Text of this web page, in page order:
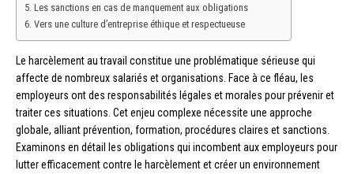
Les sanctions en cas de manquement aux obligations
Vers une culture d’entreprise éthique et respectueuse
Le harcèlement au travail constitue une problématique sérieuse qui
affecte de nombreux salariés et organisations. Face à ce fléau, les
employeurs ont des responsabilités légales et morales pour prévenir et
traiter ces situations. Cet enjeu complexe nécessite une approche
globale, alliant prévention, formation, procédures claires et sanctions.
Examinons en détail les obligations qui incombent aux employeurs pour
lutter efficacement contre le harcèlement et créer un environnement